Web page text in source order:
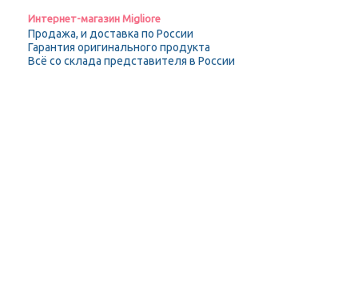
Интернет-магазин Migliore
Продажа, и доставка по России
Гарантия оригинального продукта
Всё со склада представителя в России